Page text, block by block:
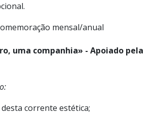
mensal/anual
uma companhia» - Apoiado pela
corrente estética;